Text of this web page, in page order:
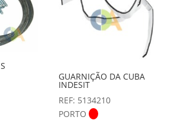
GUARNIÇÃO DA CUBA
INDESIT
REF: 5134210
PORTO